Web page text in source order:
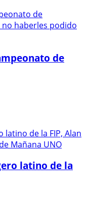
de
latino de la